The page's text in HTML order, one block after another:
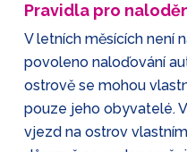
Pravidla pro
V letních měsících není
povoleno naloďování
ostrově se mohou
pouze jeho obyvatelé.
vjezd na ostrov